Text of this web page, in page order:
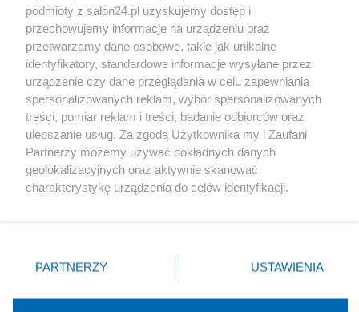
Społeczeństwo
Kultura
X Facebook Instagram Youtube
podmioty z salon24.pl uzyskujemy dostęp i
przechowujemy informacje na urządzeniu oraz
przetwarzamy dane osobowe, takie jak unikalne
identyfikatory, standardowe informacje wysyłane przez
urządzenie czy dane przeglądania w celu zapewniania
spersonalizowanych reklam, wybór spersonalizowanych
treści, pomiar reklam i treści, badanie odbiorców oraz
ulepszanie usług. Za zgodą Użytkownika my i Zaufani
Partnerzy możemy używać dokładnych danych
geolokalizacyjnych oraz aktywnie skanować
charakterystykę urządzenia do celów identyfikacji.
zmienić/wycofać klikając przycisk ustawień prywatności
znajdujący się w lewym dolnym rogu strony
rodzaje przetwarzania danych nie wymagają zgody
PARTNERZY USTAWIENIA